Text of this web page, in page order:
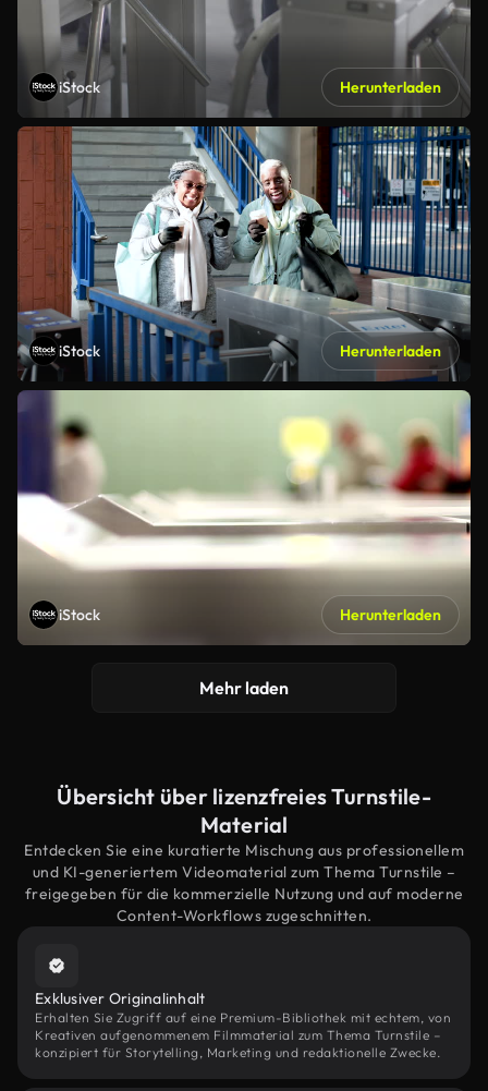
iStock Herunterladen
iStock Herunterladen
iStock Herunterladen
Mehr laden
Übersicht über lizenzfreies Turnstile-
Material
Entdecken Sie eine kuratierte Mischung aus professionellem
und KI-generiertem Videomaterial zum Thema Turnstile –
freigegeben für die kommerzielle Nutzung und auf moderne
Content-Workflows zugeschnitten.
Exklusiver Originalinhalt
Erhalten Sie Zugriff auf eine Premium-Bibliothek mit echtem, von
Kreativen aufgenommenem Filmmaterial zum Thema Turnstile –
konzipiert für Storytelling, Marketing und redaktionelle Zwecke.